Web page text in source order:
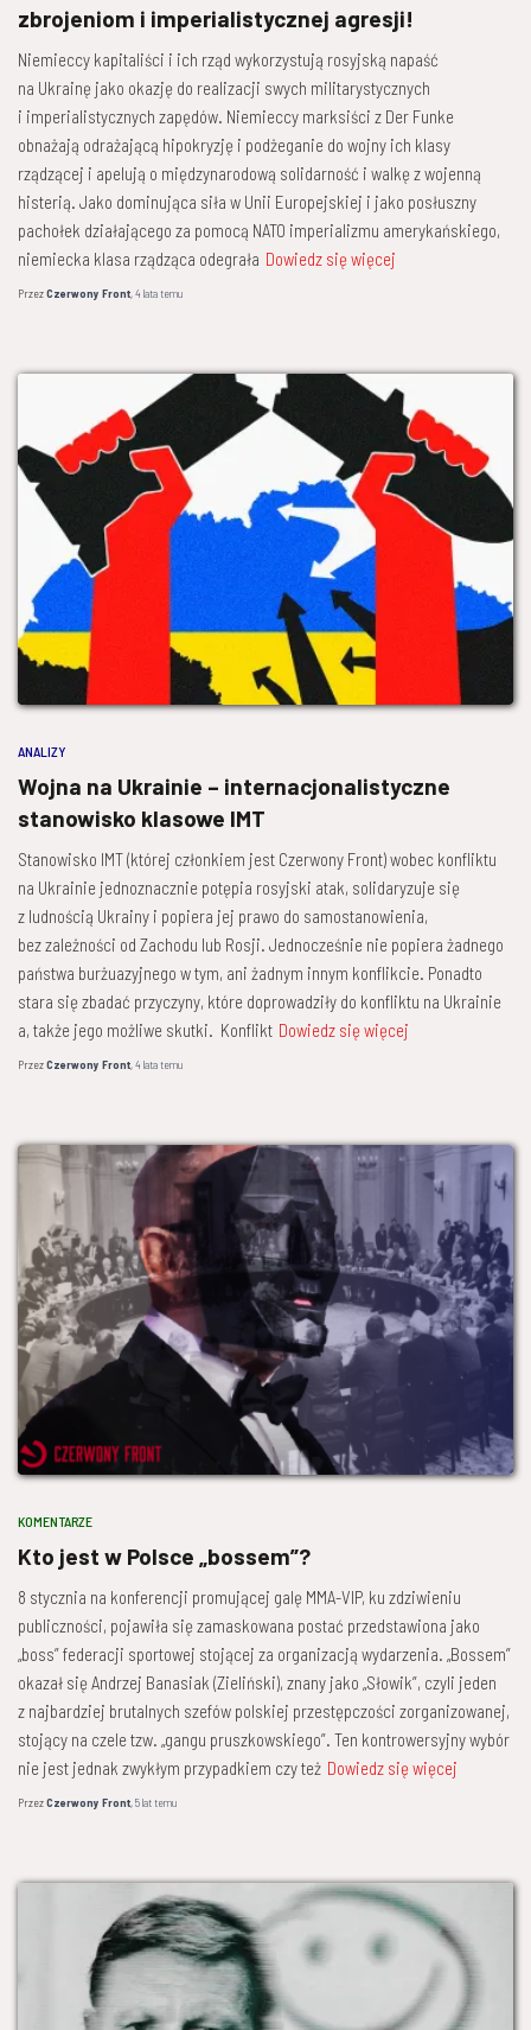
zbrojeniom i imperialistycznej agresji!
Niemieccy kapitaliści i ich rząd wykorzystują rosyjską napaść
na Ukrainę jako okazję do realizacji swych militarystycznych
i imperialistycznych zapędów. Niemieccy marksiści z Der Funke
obnażają odrażającą hipokryzję i podżeganie do wojny ich klasy
rządzącej i apelują o międzynarodową solidarność i walkę z wojenną
histerią. Jako dominująca siła w Unii Europejskiej i jako posłuszny
pachołek działającego za pomocą NATO imperializmu amerykańskiego,
niemiecka klasa rządząca odegrała Dowiedz się więcej
PrzezCzerwony Front,4 latatemu
ANALIZY
Wojna na Ukrainie – internacjonalistyczne
stanowisko klasowe IMT
Stanowisko IMT (której członkiem jest Czerwony Front) wobec konfliktu
na Ukrainie jednoznacznie potępia rosyjski atak, solidaryzuje się
z ludnością Ukrainy i popiera jej prawo do samostanowienia,
bez zależności od Zachodu lub Rosji. Jednocześnie nie popiera żadnego
państwa burżuazyjnego w tym, ani żadnym innym konflikcie. Ponadto
stara się zbadać przyczyny, które doprowadziły do konfliktu na Ukrainie
a, także jego możliwe skutki. Konflikt Dowiedz się więcej
PrzezCzerwony Front,4 latatemu
KOMENTARZE
Kto jest w Polsce „bossem”?
8 stycznia na konferencji promującej galę MMA-VIP, ku zdziwieniu
publiczności, pojawiła się zamaskowana postać przedstawiona jako
„boss” federacji sportowej stojącej za organizacją wydarzenia. „Bossem”
okazał się Andrzej Banasiak (Zieliński), znany jako „Słowik”, czyli jeden
z najbardziej brutalnych szefów polskiej przestępczości zorganizowanej,
stojący na czele tzw. „gangu pruszkowskiego”. Ten kontrowersyjny wybór
nie jest jednak zwykłym przypadkiem czy też Dowiedz się więcej
PrzezCzerwony Front,5 lattemu